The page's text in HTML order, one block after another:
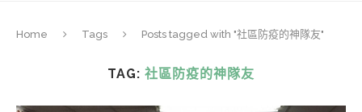
Home Tags Posts tagged with "社區防疫的神隊友"
TAG: 社區防疫的神隊友